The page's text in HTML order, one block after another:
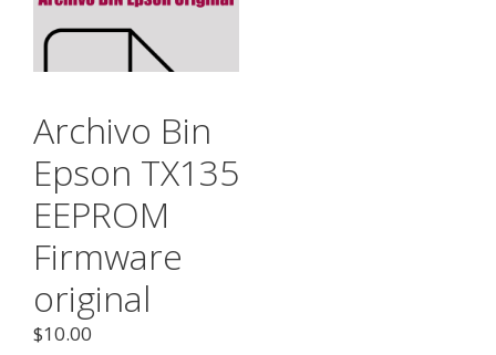
Archivo Bin
Epson TX135
EEPROM
Firmware
original
$10.00